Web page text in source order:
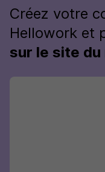
Créez votre
Hellowork et
sur le site